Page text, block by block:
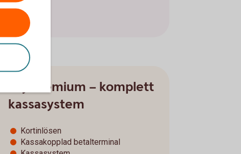
Pay Premium – komplett
kassasystem
Kortinlösen
Kassakopplad betalterminal